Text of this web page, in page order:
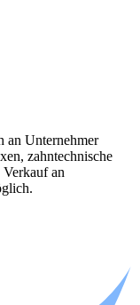
an Unternehmer
zahntechnische
Verkauf an